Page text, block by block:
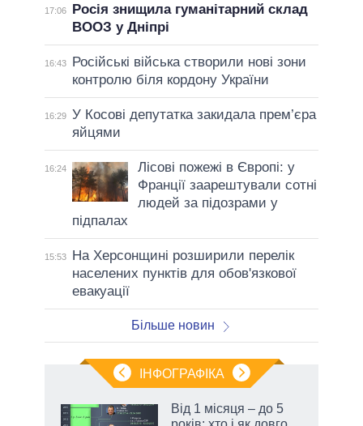
17:06
Росія знищила гуманітарний склад
ВООЗ у Дніпрі
16:43
Російські війська створили нові зони
контролю біля кордону України
16:29 У Косові депутатка закидала прем’єра
яйцями
16:24
Лісові пожежі в Європі: у
Франції заарештували сотні
людей за підозрами у
підпалах
15:53
На Херсонщині розширили перелік
населених пунктів для обов'язкової
евакуації
Більше новин
ІНФОГРАФІКА
Від 1 місяця – до 5